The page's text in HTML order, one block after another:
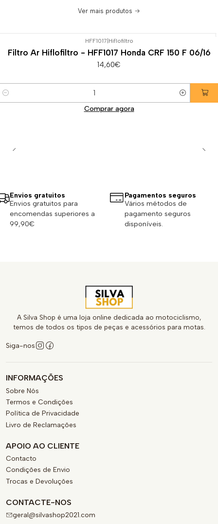
Ver mais produtos
HFF1017 Hiflofiltro
Filtro Ar Hiflofiltro - HFF1017 Honda CRF 150 F 06/16
14,60€
Comprar agora
Envios gratuitos
Envios gratuitos para
encomendas superiores a
99,90€
Pagamentos seguros
Vários métodos de
pagamento seguros
disponíveis.
A Silva Shop é uma loja online dedicada ao motociclismo,
temos de todos os tipos de peças e acessórios para motas.
Siga-nos
INFORMAÇÕES
Sobre Nós
Termos e Condições
Política de Privacidade
Livro de Reclamações
APOIO AO CLIENTE
Contacto
Condições de Envio
Trocas e Devoluções
CONTACTE-NOS
geral@silvashop2021.com